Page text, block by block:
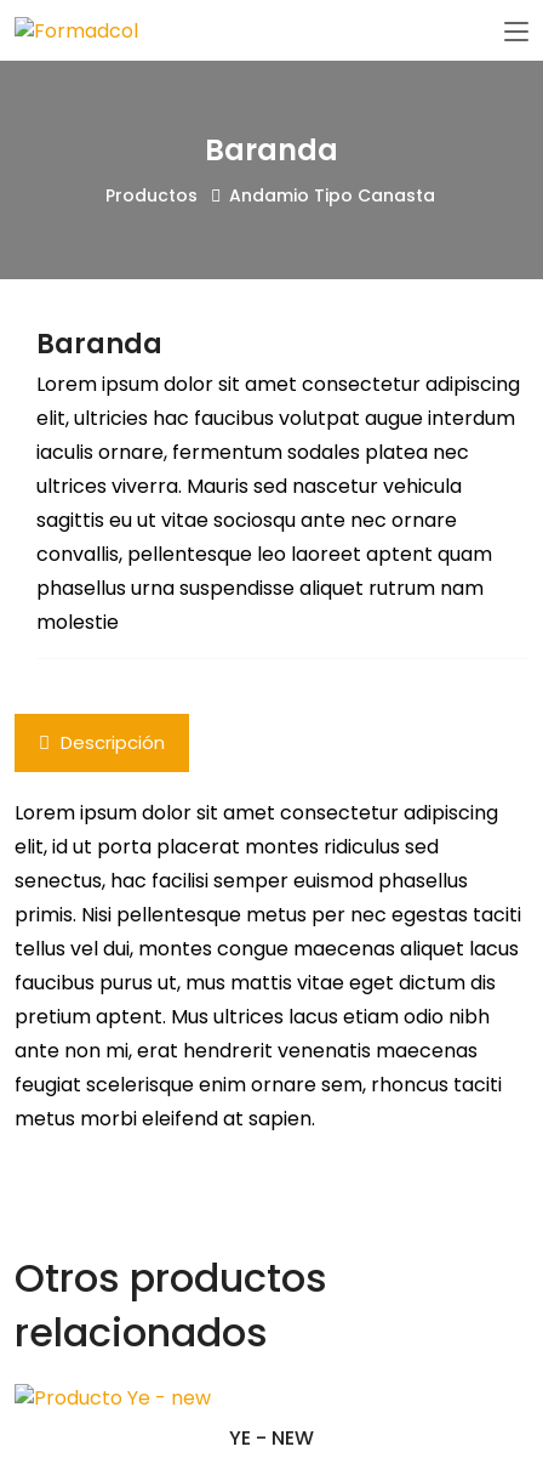
Baranda
Productos Andamio Tipo Canasta
Baranda
Lorem ipsum dolor sit amet consectetur adipiscing
elit, ultricies hac faucibus volutpat augue interdum
iaculis ornare, fermentum sodales platea nec
ultrices viverra. Mauris sed nascetur vehicula
sagittis eu ut vitae sociosqu ante nec ornare
convallis, pellentesque leo laoreet aptent quam
phasellus urna suspendisse aliquet rutrum nam
molestie
Descripción
Lorem ipsum dolor sit amet consectetur adipiscing
elit, id ut porta placerat montes ridiculus sed
senectus, hac facilisi semper euismod phasellus
primis. Nisi pellentesque metus per nec egestas taciti
tellus vel dui, montes congue maecenas aliquet lacus
faucibus purus ut, mus mattis vitae eget dictum dis
pretium aptent. Mus ultrices lacus etiam odio nibh
ante non mi, erat hendrerit venenatis maecenas
feugiat scelerisque enim ornare sem, rhoncus taciti
metus morbi eleifend at sapien.
Otros productos
relacionados
YE - NEW